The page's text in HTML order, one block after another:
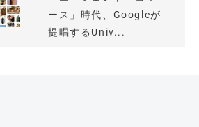
ース」時代、Googleが
提唱するUniv...